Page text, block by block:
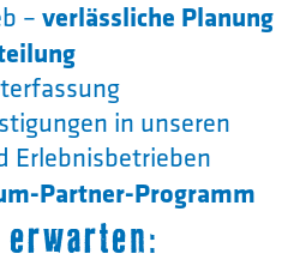
– verlässliche Planung
in unseren
Erlebnisbetrieben
Partner-Programm